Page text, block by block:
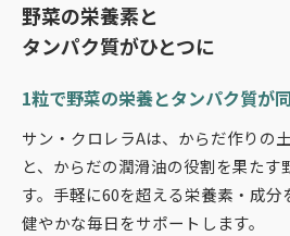
野菜の栄養素と
タンパク質がひとつに
1粒で野菜の栄養とタンパク質が
サン・クロレラAは、からだ作りの
と、からだの潤滑油の役割を果たす
す。手軽に60を超える栄養素・成分
健やかな毎日をサポートします。